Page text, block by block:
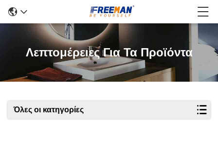
Λεπτομέρειες Για Τα Προϊόντα
Όλες οι κατηγορίες